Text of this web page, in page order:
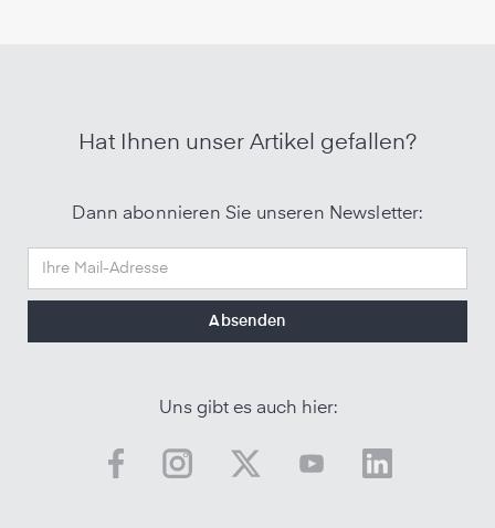
Hat Ihnen unser Artikel gefallen?
Dann abonnieren Sie unseren Newsletter:
Uns gibt es auch hier: